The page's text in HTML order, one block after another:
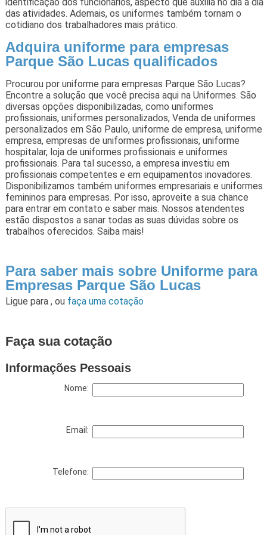
das atividades. Ademais, os uniformes também tornam o
cotidiano dos trabalhadores mais prático.
Adquira uniforme para empresas
Parque São Lucas qualificados
Procurou por uniforme para empresas Parque São Lucas?
Encontre a solução que você precisa aqui na Uniformes. São
diversas opções disponibilizadas, como uniformes
profissionais, uniformes personalizados, Venda de uniformes
personalizados em São Paulo, uniforme de empresa, uniforme
empresa, empresas de uniformes profissionais, uniforme
hospitalar, loja de uniformes profissionais e uniformes
profissionais. Para tal sucesso, a empresa investiu em
profissionais competentes e em equipamentos inovadores.
Disponibilizamos também uniformes empresariais e uniformes
femininos para empresas. Por isso, aproveite a sua chance
para entrar em contato e saber mais. Nossos atendentes
estão dispostos a sanar todas as suas dúvidas sobre os
trabalhos oferecidos. Saiba mais!
Para saber mais sobre Uniforme para
Empresas Parque São Lucas
Ligue para , ou faça uma cotação
Faça sua cotação
Informações Pessoais
Nome:
Email:
Telefone: